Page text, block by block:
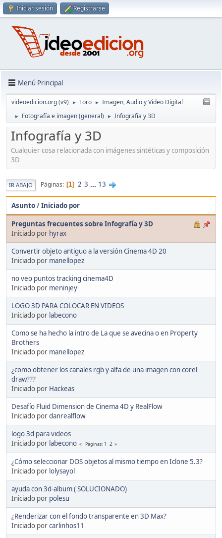
Iniciar sesión Registrarse
Menú Principal
videoedicion.org (v9) ► Foro ► Imagen, Audio y Vídeo Digital
► Fotografía e imagen (general) ► Infografía y 3D
Infografía y 3D
Cualquier cosa relacionada con imágenes sintéticas y composición
3D
IR ABAJO Páginas 1 2 3 ... 13
Asunto/Iniciado por
Preguntas frecuentes sobre Infografía y 3D
Iniciado por hyrax
Convertir objeto antiguo a la versión Cinema 4D 20
Iniciado por manellopez
no veo puntos tracking cinema4D
Iniciado por meninjey
LOGO 3D PARA COLOCAR EN VIDEOS
Iniciado por labecono
Como se ha hecho la intro de La que se avecina o en Property
Brothers
Iniciado por manellopez
¿como obtener los canales rgb y alfa de una imagen con corel
draw???
Iniciado por Hackeas
Desafío Fluid Dimension de Cinema 4D y RealFlow
Iniciado pordanrealflow
logo 3d para videos
Iniciado por labecono Páginas 1 2
¿Cómo seleccionar DOS objetos al mismo tiempo en Iclone 5.3?
Iniciado por lolysayol
ayuda con 3d-album ( SOLUCIONADO)
Iniciado por polesu
¿Renderizar con el fondo transparente en 3D Max?
Iniciado porcarlinhos11